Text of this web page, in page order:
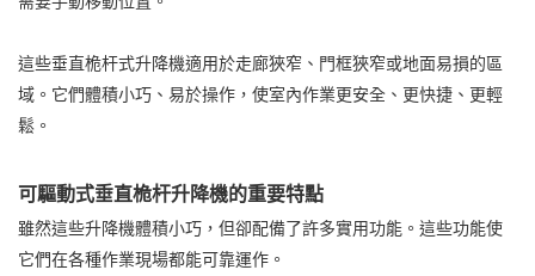
這些垂直桅杆式升降機適用於走廊狹窄、門框狹窄或地面易損的區
域。它們體積小巧、易於操作，使室內作業更安全、更快捷、更輕
鬆。
可驅動式垂直桅杆升降機的重要特點
雖然這些升降機體積小巧，但卻配備了許多實用功能。這些功能使
它們在各種作業現場都能可靠運作。